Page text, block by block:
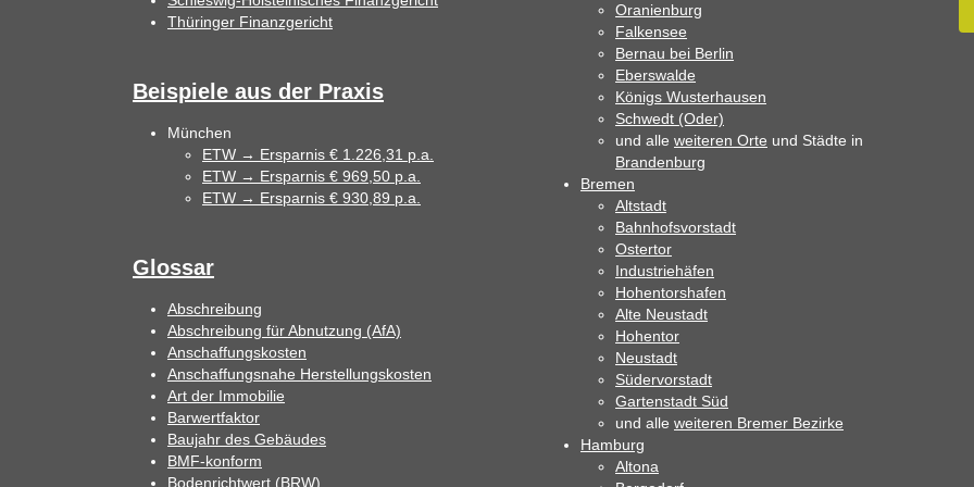
Thüringer Finanzgericht
Beispiele aus der Praxis
München
ETW → Ersparnis € 1.226,31 p.a.
ETW → Ersparnis € 969,50 p.a.
ETW → Ersparnis € 930,89 p.a.
Glossar
Abschreibung
Abschreibung für Abnutzung (AfA)
Anschaffungskosten
Anschaffungsnahe Herstellungskosten
Art der Immobilie
Barwertfaktor
Baujahr des Gebäudes
BMF-konform
Bodenrichtwert (BRW)
Oranienburg
Falkensee
Bernau bei Berlin
Eberswalde
Königs Wusterhausen
Schwedt (Oder)
und alle weiteren Orte und Städte in
Brandenburg
Bremen
Altstadt
Bahnhofsvorstadt
Ostertor
Industriehäfen
Hohentorshafen
Alte Neustadt
Hohentor
Neustadt
Südervorstadt
Gartenstadt Süd
und alle weiteren Bremer Bezirke
Hamburg
Altona